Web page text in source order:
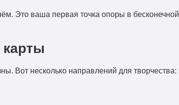
Это ваша первая точка опоры в бесконечной
Вот несколько направлений для творчества: